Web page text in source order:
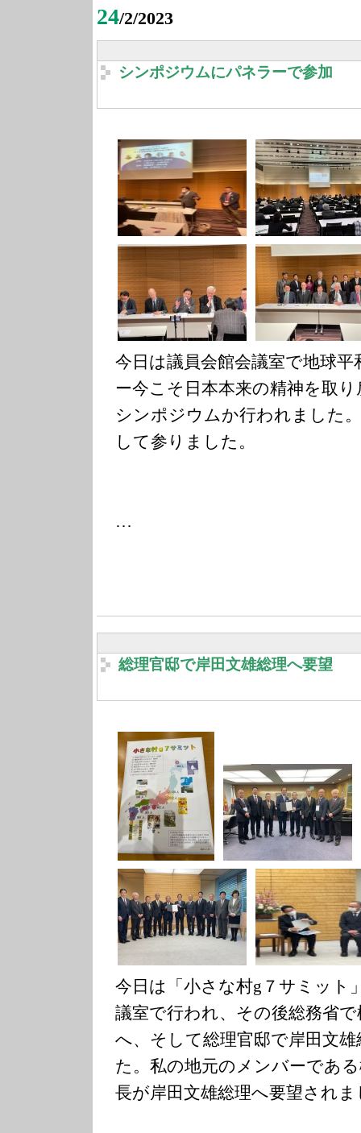
24/2/2023
シンポジウムにパネラーで参加
今日は議員会館会議室で地球
ー今こそ日本本来の精神を取
シンポジウムか行われました
して参りました。
…
総理官邸で岸田文雄総理へ要望
今日は「小さな村g７サミット
議室で行われ、その後総務省
へ、そして総理官邸で岸田文
た。私の地元のメンバーであ
長が岸田文雄総理へ要望されま